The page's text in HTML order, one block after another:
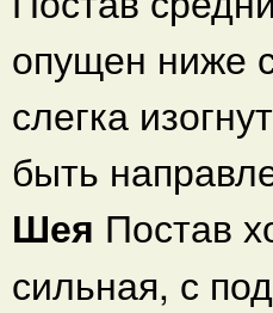
опущен ниже
слегка
быть
Шея Постав
сильная, с